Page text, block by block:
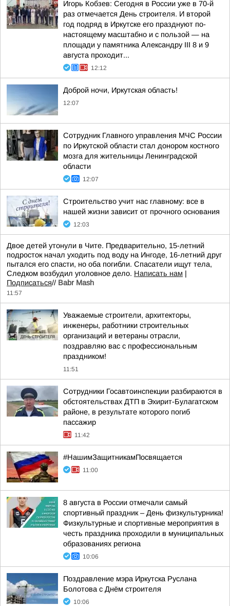
Игорь Кобзев: Сегодня в России уже в 70-й
раз отмечается День строителя. И второй
год подряд в Иркутске его празднуют по-
настоящему масштабно и с пользой — на
площади у памятника Александру III 8 и 9
августа проходит...
12:12
Доброй ночи, Иркутская область!
12:07
Сотрудник Главного управления МЧС России
по Иркутской области стал донором костного
мозга для жительницы Ленинградской
области
12:07
Строительство учит нас главному: все в
нашей жизни зависит от прочного основания
12:03
Двое детей утонули в Чите. Предварительно, 15-летний
подросток начал уходить под воду на Ингоде, 16-летний друг
пытался его спасти, но оба погибли. Спасатели ищут тела,
Следком возбудил уголовное дело. Написать нам |
Подписаться// Babr Mash
11:57
Уважаемые строители, архитекторы,
инженеры, работники строительных
организаций и ветераны отрасли,
поздравляю вас с профессиональным
праздником!
11:51
Сотрудники Госавтоинспекции разбираются в
обстоятельствах ДТП в Эхирит-Булагатском
районе, в результате которого погиб
пассажир
11:42
#НашимЗащитникамПосвящается
11:00
8 августа в России отмечали самый
спортивный праздник – День физкультурника!
Физкультурные и спортивные мероприятия в
честь праздника проходили в муниципальных
образованиях региона
10:06
Поздравление мэра Иркутска Руслана
Болотова с Днём строителя
10:06